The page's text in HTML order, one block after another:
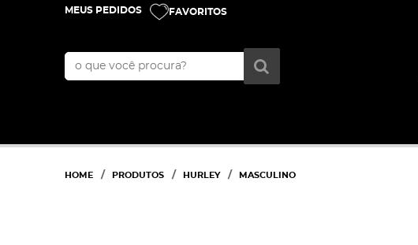
MEUS PEDIDOS FAVORITOS
HOME PRODUTOS HURLEY MASCULINO